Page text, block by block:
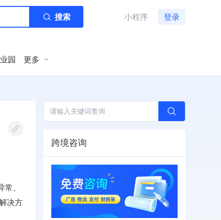
搜索 小程序 登录
园 更多
、
决方
跨境咨询